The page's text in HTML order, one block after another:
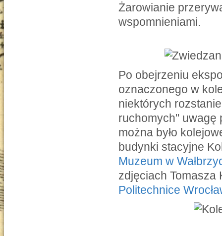
Żarowianie
wspomnieniami.
Po obejrzeniu
oznaczonego w
niektórych
ruchomych" uwagę
można było
budynki stacyjne
Muzeum w
zdjęciach
Politechnice